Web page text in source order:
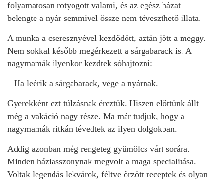
folyamatosan rotyogott valami, és az egész házat
belengte a nyár semmivel össze nem téveszthető illata.
A munka a cseresznyével kezdődött, aztán jött a meggy.
Nem sokkal később megérkezett a sárgabarack is. A
nagymamák ilyenkor kezdtek sóhajtozni:
– Ha leérik a sárgabarack, vége a nyárnak.
Gyerekként ezt túlzásnak éreztük. Hiszen előttünk állt
még a vakáció nagy része. Ma már tudjuk, hogy a
nagymamák ritkán tévedtek az ilyen dolgokban.
Addig azonban még rengeteg gyümölcs várt sorára.
Minden háziasszonynak megvolt a maga specialitása.
Voltak legendás lekvárok, féltve őrzött receptek és olyan